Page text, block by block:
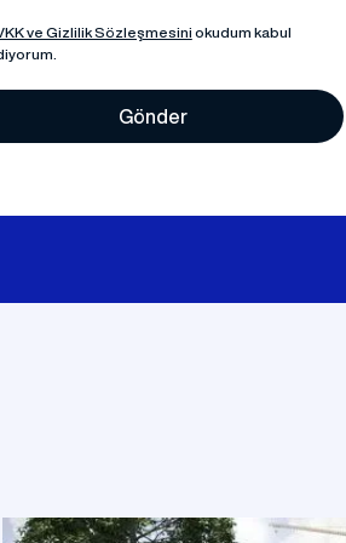
ve Gizlilik Sözleşmesini okudum kabul
Gönder